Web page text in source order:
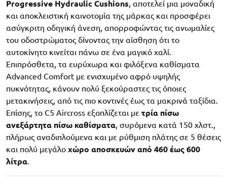
Progressive Hydraulic Cushions, αποτελεί μια μοναδική
και αποκλειστική καινοτομία της μάρκας και προσφέρει
ασύγκριτη οδηγική άνεση, απορροφώντας τις ανωμαλίες
του οδοστρώματος δίνοντας την αίσθηση ότι το
αυτοκίνητο κινείται πάνω σε ένα μαγικό χαλί.
Επιπρόσθετα, τα ευρύχωρα και φιλόξενα καθίσματα
Advanced Comfort με ενισχυμένο αφρό υψηλής
πυκνότητας, κάνουν πολύ ξεκούραστες τις όποιες
μετακινήσεις, από τις πιο κοντινές έως τα μακρινά ταξίδια.
Επίσης, το C5 Aircross εξοπλίζεται με τρία πίσω
ανεξάρτητα πίσω καθίσματα, συρόμενα κατά 150 χλστ.,
πλήρως αναδιπλούμενα και με ρύθμιση πλάτης σε 5 θέσεις
και πολύ μεγάλο χώρο αποσκευών από 460 έως 600
λίτρα.